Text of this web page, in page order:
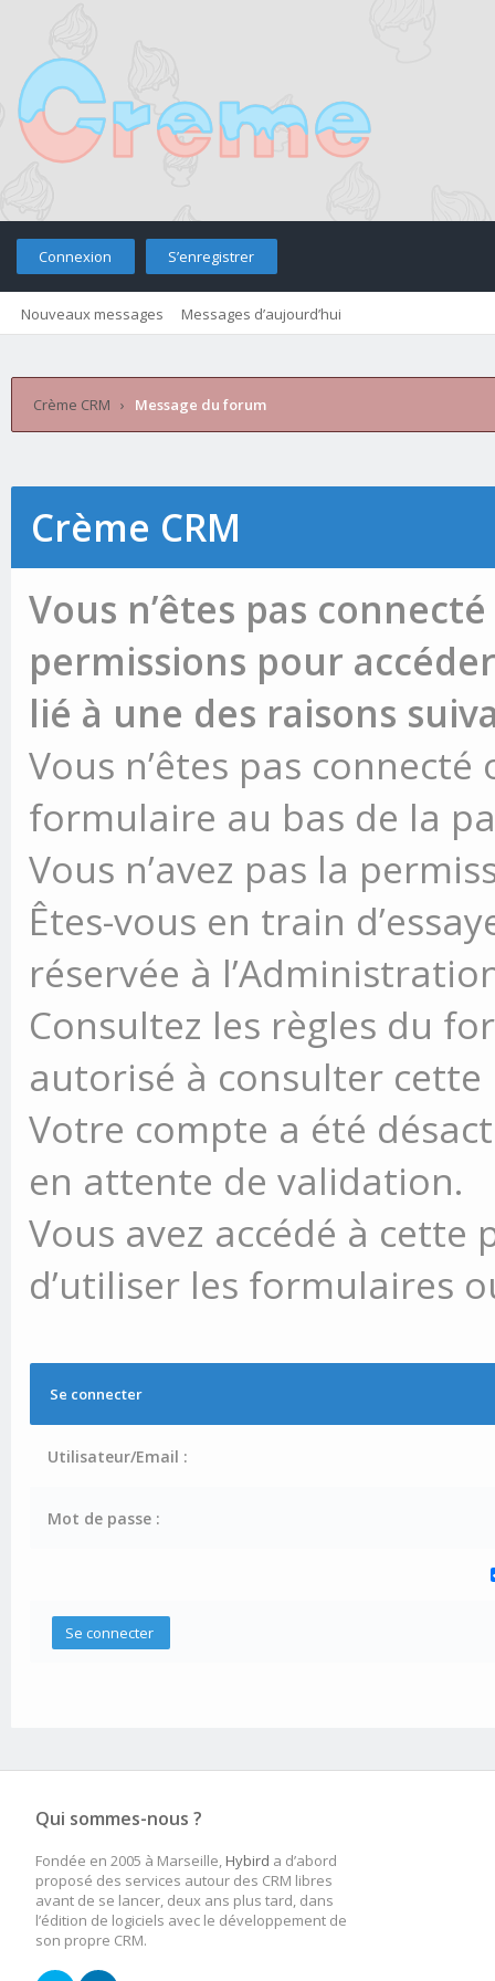
Connexion S’enregistrer
Nouveaux messages Messages d’aujourd’hui
Crème CRM › Message du forum
Crème CRM
Vous n’êtes pas
permissions pour
lié à une des raisons
Vous n’êtes pas
formulaire au bas de la
Vous n’avez pas la
Êtes-vous en train
réservée à
Consultez les règles du
autorisé à consulter cette
Votre compte a été
en attente de validation.
Vous avez accédé à
d’utiliser les formulaires
Se connecter
Utilisateur/Email :
Mot de passe :
Qui sommes-nous ?
Fondée en 2005 à Marseille, Hybird a d’abord
proposé des services autour des CRM libres
avant de se lancer, deux ans plus tard, dans
l’édition de logiciels avec le développement de
son propre CRM.